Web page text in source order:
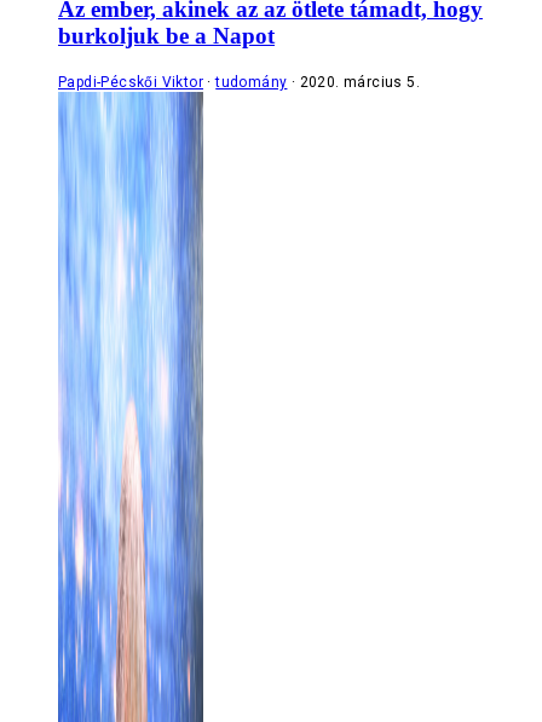
Az ember, akinek az az ötlete támadt, hogy
burkoljuk be a Napot
Papdi-Pécskői Viktor tudomány 2020. március 5.